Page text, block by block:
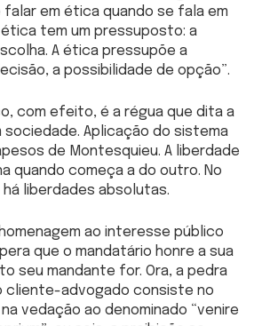
falar em ética quando se fala em
ética tem um pressuposto: a
A ética pressupõe a
a possibilidade de opção”.
com efeito, é a régua que dita a
sociedade. Aplicação do sistema
de Montesquieu. A liberdade
quando começa a do outro. No
liberdades absolutas.
ao interesse público
que o mandatário honre a sua
seu mandante for. Ora, a pedra
cliente-advogado consiste no
vedação ao denominado “venire